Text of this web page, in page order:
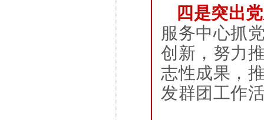
四是突出
服务中心抓
创新，努力
志性成果，
发群团工作